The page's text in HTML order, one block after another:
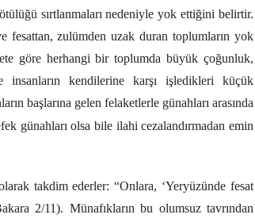
sırtlanmaları nedeniyle yok ettiğini belirtir.
fesattan, zulümden uzak duran toplumların yok
göre herhangi bir toplumda büyük çoğunluk,
kendilerine karşı işledikleri küçük
başlarına gelen felaketlerle günahları arasında
günahları olsa bile ilahi cezalandırmadan emin
takdim ederler: “Onlara, ‘Yeryüzünde fesat
2/11). Münafıkların bu olumsuz tavrından